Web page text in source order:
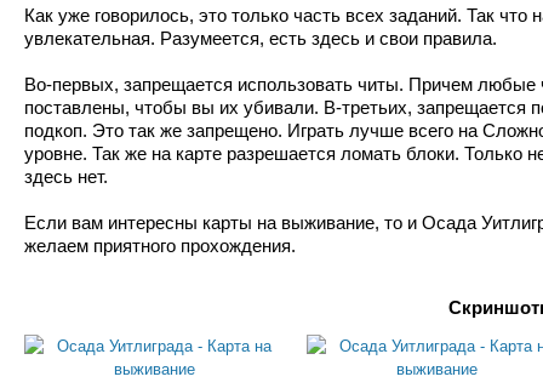
Как уже говорилось, это только часть всех заданий. Так
увлекательная. Разумеется, есть здесь и свои правила.
Во-первых, запрещается использовать читы. Причем
поставлены, чтобы вы их убивали. В-третьих, запрещается
подкоп. Это так же запрещено. Играть лучше всего на
уровне. Так же на карте разрешается ломать блоки. Только
здесь нет.
Если вам интересны карты на выживание, то и Осада
желаем приятного прохождения.